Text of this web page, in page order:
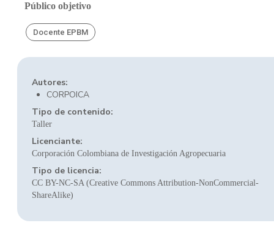
Público objetivo
Docente EPBM
Autores:
CORPOICA
Tipo de contenido:
Taller
Licenciante:
Corporación Colombiana de Investigación Agropecuaria
Tipo de licencia:
CC BY-NC-SA (Creative Commons Attribution-NonCommercial-
ShareAlike)